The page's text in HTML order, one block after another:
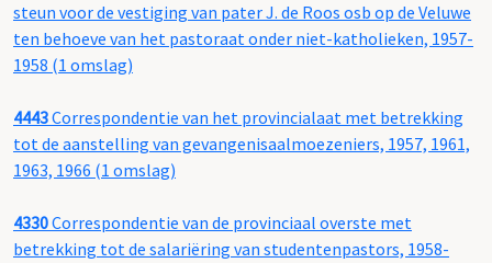
steun voor de vestiging van pater J. de Roos osb op de Veluwe
ten behoeve van het pastoraat onder niet-katholieken, 1957-
1958 (1 omslag)
4443Correspondentie van het provincialaat met betrekking
tot de aanstelling van gevangenisaalmoezeniers, 1957, 1961,
1963, 1966 (1 omslag)
4330Correspondentie van de provinciaal overste met
betrekking tot de salariëring van studentenpastors, 1958-